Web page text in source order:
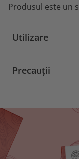
Produsul este un
Utilizare
Precauții